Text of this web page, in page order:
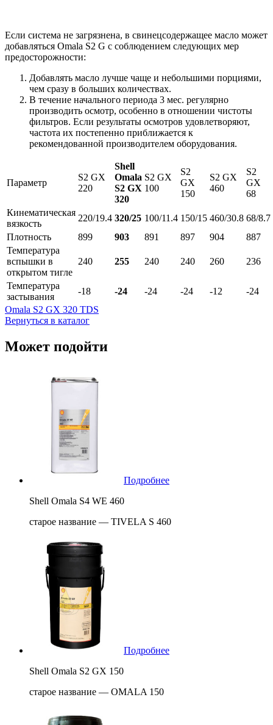
Если система не загрязнена, в свинецсодержащее масло может
добавляться Omala S2 G с соблюдением следующих мер
предосторожности:
Добавлять масло лучше чаще и небольшими порциями,
чем сразу в больших количествах.
В течение начального периода 3 мес. регулярно
производить осмотр, особенно в отношении чистоты
фильтров. Если результаты осмотров удовлетворяют,
частота их постепенно приближается к
рекомендованной производителем оборудования.
Параметр
S2 GX
220
Shell
Omala
S2 GX
320
S2 GX
100
S2
GX
150
S2 GX
460
S2
GX
68
Кинематическая
вязкость
220/19.4 320/25 100/11.4 150/15 460/30.8 68/8.7
Плотность
899 903 891 897 904
887
Температура
вспышки в
открытом тигле
240 255 240 240 260 236
Температура
застывания
-18 -24 -24 -24 -12
-24
Omala S2 GX 320 TDS
Вернуться в каталог
Может подойти
Подробнее
Shell Omala S4 WE 460
старое название — TIVELA S 460
Подробнее
Shell Omala S2 GX 150
старое название — OMALA 150